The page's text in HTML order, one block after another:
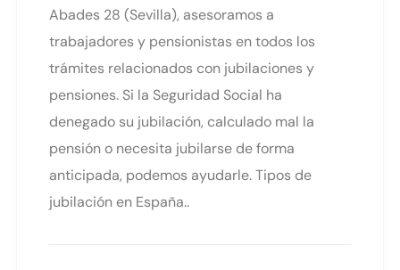
Abades 28 (Sevilla), asesoramos a
trabajadores y pensionistas en todos los
trámites relacionados con jubilaciones y
pensiones. Si la Seguridad Social ha
denegado su jubilación, calculado mal la
pensión o necesita jubilarse de forma
anticipada, podemos ayudarle. Tipos de
jubilación en España..